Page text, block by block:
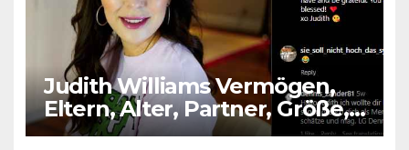
Judith Williams Vermögen,
Eltern, Alter, Partner, Größe,
Kinder